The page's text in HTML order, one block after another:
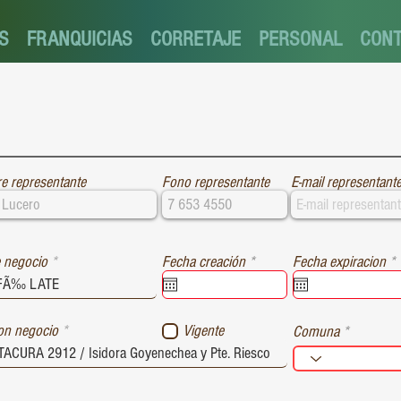
FRANQUICIAS CORRETAJE PERSONAL
representante Fono representante E-mail representante
negocio Fecha creación *r
e
e
d
Fecha expiracion *r
e
r
d
negocio Comuna
Vigente